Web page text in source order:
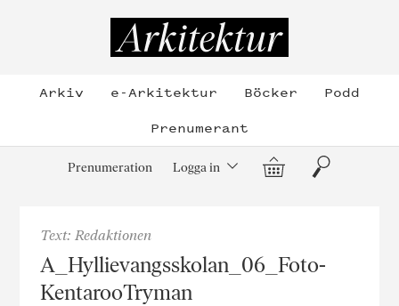
Arkiv e-Arkitektur Böcker
Podd
Prenumerant
Prenumeration Logga in Varukorg
Sök
Text: Redaktionen
A_Hyllievangsskolan_06_Foto-
KentarooTryman